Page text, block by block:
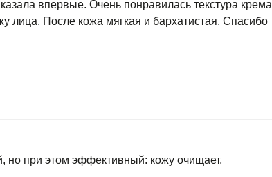
впервые. Очень понравилась текстура крема
лица. После кожа мягкая и бархатистая. Спасибо
но при этом эффективный: кожу очищает,